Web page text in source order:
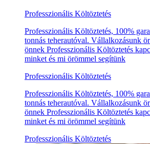
Professzionális Költöztetés
Professzionális Költöztetés, 100%
tonnás teherautóval. Vállalkozásunk
önnek Professzionális Költöztetés
minket és mi örömmel segítünk
Professzionális Költöztetés
Professzionális Költöztetés, 100%
tonnás teherautóval. Vállalkozásunk
önnek Professzionális Költöztetés
minket és mi örömmel segítünk
Professzionális Költöztetés